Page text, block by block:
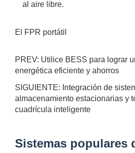
al aire libre.
El FPR portátil
PREV: Utilice BESS para lograr
energética eficiente y ahorros
SIGUIENTE: Integración de
almacenamiento estacionarias y
cuadrícula inteligente
Sistemas populares